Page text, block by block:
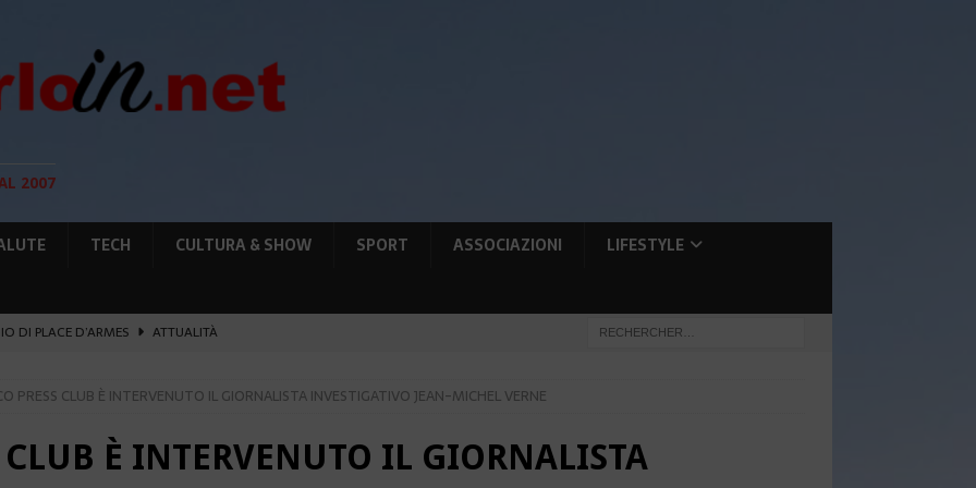
2007
TECH CULTURA & SHOW SPORT ASSOCIAZIONI
LIFESTYLE
DI PLACE D’ARMES
ATTUALITÀ
LE PRECAUZIONI PER OSSERVARLA
AMBIENTE
SOSTIENE LA RIFORMA
CULTURA&SHOW
PRESS CLUB È INTERVENUTO IL GIORNALISTA INVESTIGATIVO JEAN-MICHEL VERNE
È INTERVENUTO IL GIORNALISTA